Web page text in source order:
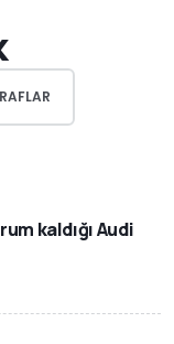
kaldığı Audi